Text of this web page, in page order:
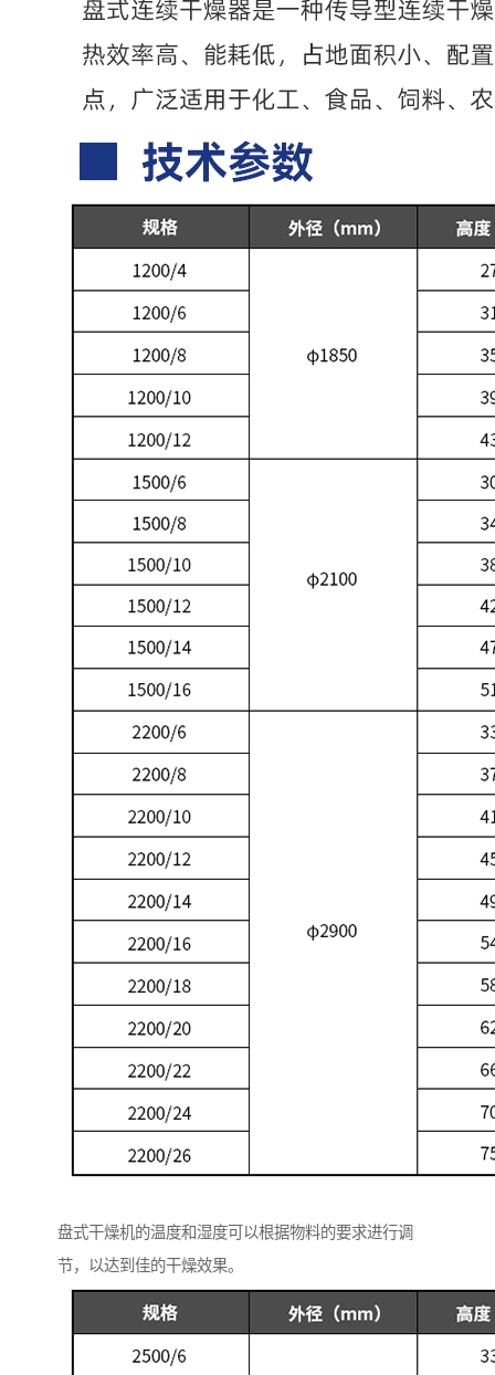
盘式干燥机的温度和湿度可以根据物料的要求进行调
节，以达到佳的干燥效果。